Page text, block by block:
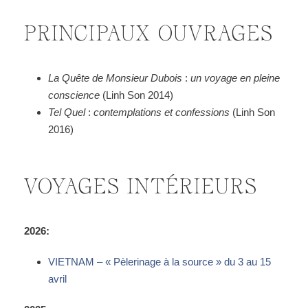
PRINCIPAUX OUVRAGES
La Quête de Monsieur Dubois : un voyage en pleine
conscience (Linh Son 2014)
Tel Quel: contemplations et confessions (Linh Son
2016)
VOYAGES INTÉRIEURS
2026:
VIETNAM – « Pèlerinage à la source » du 3 au 15
avril